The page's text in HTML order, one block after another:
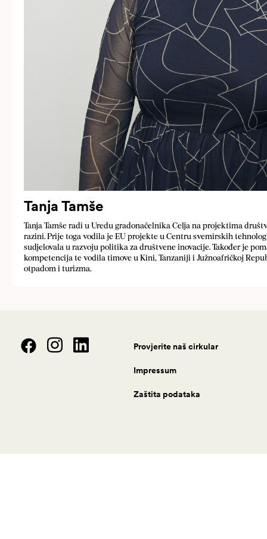
Tanja Tamše
Tanja Tamše radi u Uredu gradonačelnika Celja na projektima
razini. Prije toga vodila je EU projekte u Centru svemirskih
sudjelovala u razvoju politika za društvene inovacije. Također je
kompetencija te vodila timove u Kini, Tanzaniji i Južnoafričkoj
otpadom i turizma.
Provjerite naš cirkular
Impressum
Zaštita podataka